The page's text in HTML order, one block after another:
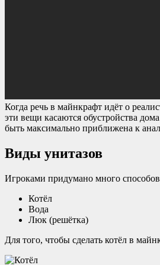
Когда речь в майнкрафт идёт о
эти вещи касаются обустройства
быть максимально приближена к
Виды унитазов
Игроками придумано много
Котёл
Вода
Люк (решётка)
Для того, чтобы сделать котёл в